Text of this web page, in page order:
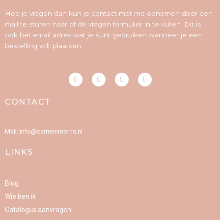
Heb je vragen dan kun je contact met me opnemen door een
mail te sturen naar of de vragen formulier in te vullen. Dit is
ook het email adres wat je kunt gebruiken wanneer je een
bestelling wilt plaatsen.
F
a
-
I
n
P
i
Y
o
CONTACT
Mail: info@carmenmorris.nl
LINKS
Blog
Wie ben ik
Catalogus aanvragen